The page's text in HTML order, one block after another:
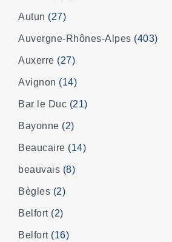
Autun (27)
Auvergne-Rhônes-Alpes (403)
Auxerre (27)
Avignon (14)
Bar le Duc (21)
Bayonne (2)
Beaucaire (14)
beauvais (8)
Bègles (2)
Belfort (2)
Belfort (16)